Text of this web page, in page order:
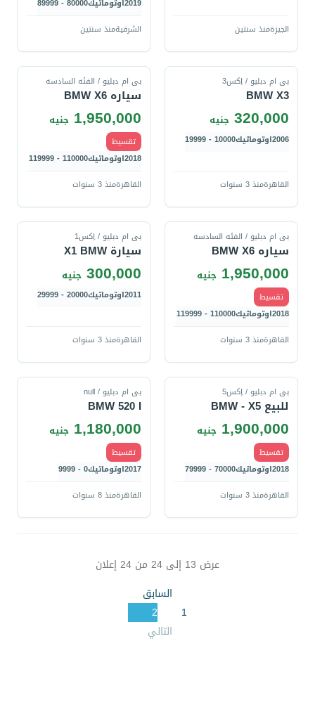
الجيزةمنذ سنتين
2019اوتوماتيك80000 - 89999
الشرقيةمنذ سنتين
بى ام دبليو / اِكس3
BMW X3
320,000 جنيه
2006اوتوماتيك10000 - 19999
القاهرةمنذ 3 سنوات
بى ام دبليو / الفئه السادسه
سياره BMW X6
1,950,000 جنيه
تقسيط
2018اوتوماتيك110000 - 119999
القاهرةمنذ 3 سنوات
بى ام دبليو / الفئه السادسه
سياره BMW X6
1,950,000 جنيه
تقسيط
2018اوتوماتيك110000 - 119999
القاهرةمنذ 3 سنوات
بى ام دبليو / اِكس1
سيارة X1 BMW
300,000 جنيه
2011اوتوماتيك20000 - 29999
القاهرةمنذ 3 سنوات
بى ام دبليو / اِكس5
للبيع BMW - X5
1,900,000 جنيه
تقسيط
2018اوتوماتيك70000 - 79999
القاهرةمنذ 3 سنوات
بى ام دبليو / null
BMW 520 I
1,180,000 جنيه
تقسيط
2017اوتوماتيك0 - 9999
القاهرةمنذ 8 سنوات
عرض 13 إلى 24 من 24 إعلان
السابق
1
2
التالي